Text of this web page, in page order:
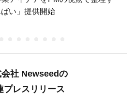
い」提供開始
社 Newseedの
プレスリリース